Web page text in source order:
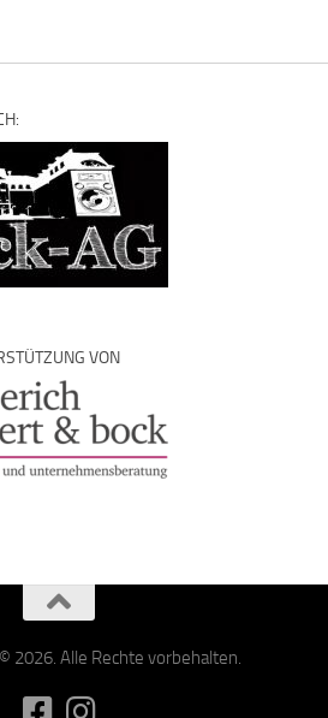
VON
2026. Alle Rechte vorbehalten.